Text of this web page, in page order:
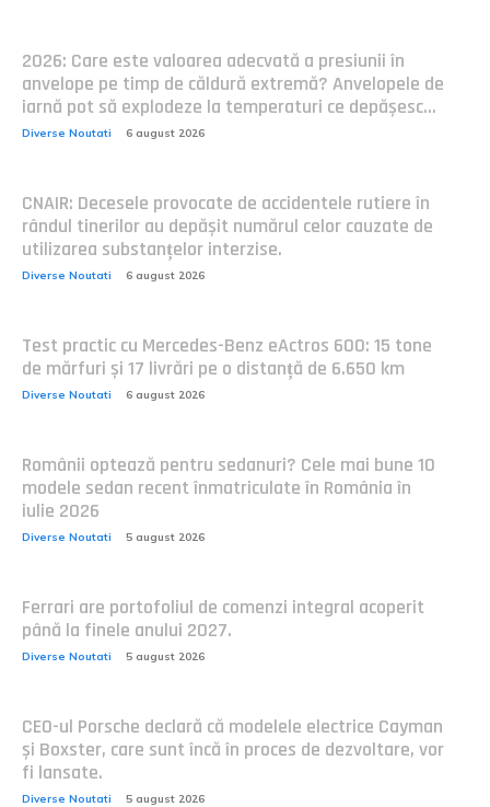
2026: Care este valoarea adecvată a presiunii în
anvelope pe timp de căldură extremă? Anvelopele de
iarnă pot să explodeze la temperaturi ce depășesc...
Diverse Noutati 6 august 2026
CNAIR: Decesele provocate de accidentele rutiere în
rândul tinerilor au depășit numărul celor cauzate de
utilizarea substanțelor interzise.
Diverse Noutati 6 august 2026
Test practic cu Mercedes-Benz eActros 600: 15 tone
de mărfuri și 17 livrări pe o distanță de 6.650 km
Diverse Noutati 6 august 2026
Românii optează pentru sedanuri? Cele mai bune 10
modele sedan recent înmatriculate în România în
iulie 2026
Diverse Noutati 5 august 2026
Ferrari are portofoliul de comenzi integral acoperit
până la finele anului 2027.
Diverse Noutati 5 august 2026
CEO-ul Porsche declară că modelele electrice Cayman
și Boxster, care sunt încă în proces de dezvoltare, vor
fi lansate.
Diverse Noutati 5 august 2026